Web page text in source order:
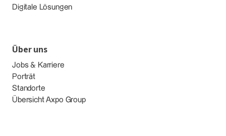
Digitale Lösungen
Über uns
Jobs & Karriere
Porträt
Standorte
Übersicht Axpo Group